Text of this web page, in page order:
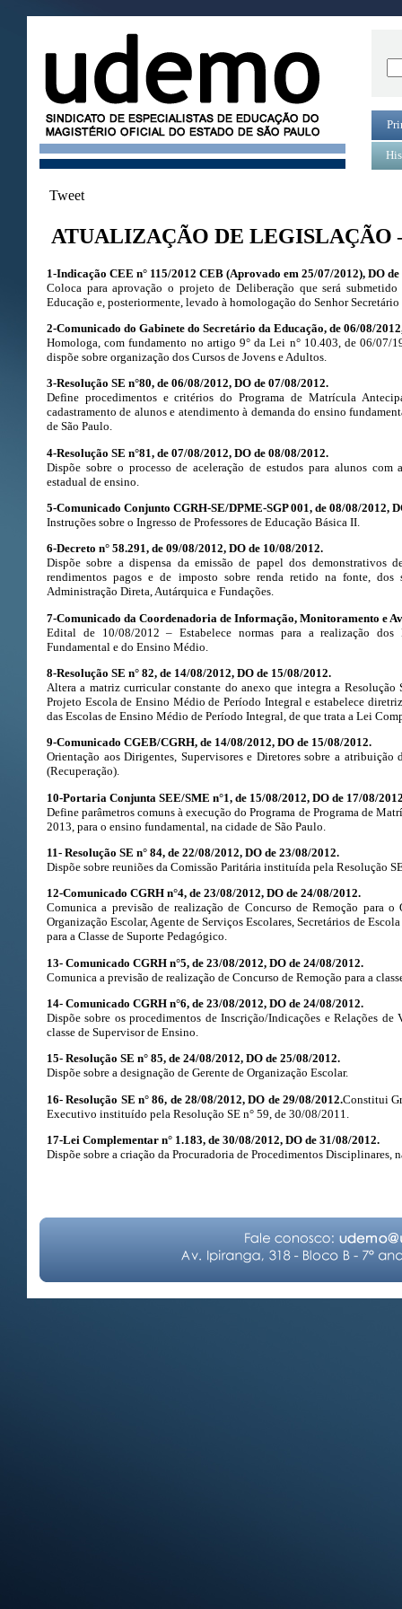
Tweet
ATUALIZAÇÃO DE LEGISLAÇÃO
1-Indicação CEE n° 115/2012 CEB (Aprovado em 25/07/2012), DO
Coloca para aprovação o projeto de Deliberação que será
Educação e, posteriormente, levado à homologação do Senhor Secretário
2-Comunicado do Gabinete do Secretário da Educação, de 06/08/
Homologa, com fundamento no artigo 9° da Lei n° 10.403, de 06/07/
dispõe sobre organização dos Cursos de Jovens e Adultos.
3-Resolução SE n°80, de 06/08/2012, DO de 07/08/2012.
Define procedimentos e critérios do Programa de Matrícula
cadastramento de alunos e atendimento à demanda do ensino
de São Paulo.
4-Resolução SE n°81, de 07/08/2012, DO de 08/08/2012.
Dispõe sobre o processo de aceleração de estudos para alunos com
estadual de ensino.
5-Comunicado Conjunto CGRH-SE/DPME-SGP 001, de 08/08/2012,
Instruções sobre o Ingresso de Professores de Educação Básica II.
6-Decreto n° 58.291, de 09/08/2012, DO de 10/08/2012.
Dispõe sobre a dispensa da emissão de papel dos demonstrativos
rendimentos pagos e de imposto sobre renda retido na fonte, dos
Administração Direta, Autárquica e Fundações.
7-Comunicado da Coordenadoria de Informação, Monitoramento e
Edital de 10/08/2012 – Estabelece normas para a realização dos
Fundamental e do Ensino Médio.
8-Resolução SE n° 82, de 14/08/2012, DO de 15/08/2012.
Altera a matriz curricular constante do anexo que integra a
Projeto Escola de Ensino Médio de Período Integral e estabelece
das Escolas de Ensino Médio de Período Integral, de que trata a Lei
9-Comunicado CGEB/CGRH, de 14/08/2012, DO de 15/08/2012.
Orientação aos Dirigentes, Supervisores e Diretores sobre a atribuição
(Recuperação).
10-Portaria Conjunta SEE/SME n°1, de 15/08/2012, DO de 17/08/
Define parâmetros comuns à execução do Programa de Programa de
2013, para o ensino fundamental, na cidade de São Paulo.
11- Resolução SE n° 84, de 22/08/2012, DO de 23/08/2012.
Dispõe sobre reuniões da Comissão Paritária instituída pela Resolução
12-Comunicado CGRH n°4, de 23/08/2012, DO de 24/08/2012.
Comunica a previsão de realização de Concurso de Remoção para
Organização Escolar, Agente de Serviços Escolares, Secretários de
para a Classe de Suporte Pedagógico.
13- Comunicado CGRH n°5, de 23/08/2012, DO de 24/08/2012.
Comunica a previsão de realização de Concurso de Remoção para a
14- Comunicado CGRH n°6, de 23/08/2012, DO de 24/08/2012.
Dispõe sobre os procedimentos de Inscrição/Indicações e Relações de
classe de Supervisor de Ensino.
15- Resolução SE n° 85, de 24/08/2012, DO de 25/08/2012.
Dispõe sobre a designação de Gerente de Organização Escolar.
16- Resolução SE n° 86, de 28/08/2012, DO de 29/08/2012.Constitui
Executivo instituído pela Resolução SE n° 59, de 30/08/2011.
17-Lei Complementar n° 1.183, de 30/08/2012, DO de 31/08/2012.
Dispõe sobre a criação da Procuradoria de Procedimentos Disciplinares,